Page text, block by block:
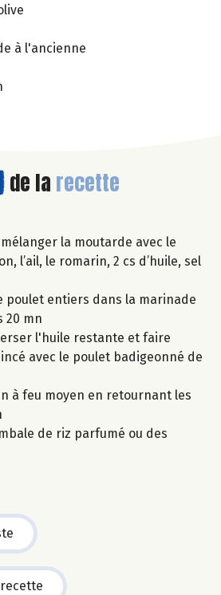
à l'ancienne
de la recette
la moutarde avec le
l’ail, le romarin, 2 cs d’huile, sel
poulet entiers dans la marinade
20 mn
l'huile restante et faire
avec le poulet badigeonné de
à feu moyen en retournant les
de riz parfumé ou des